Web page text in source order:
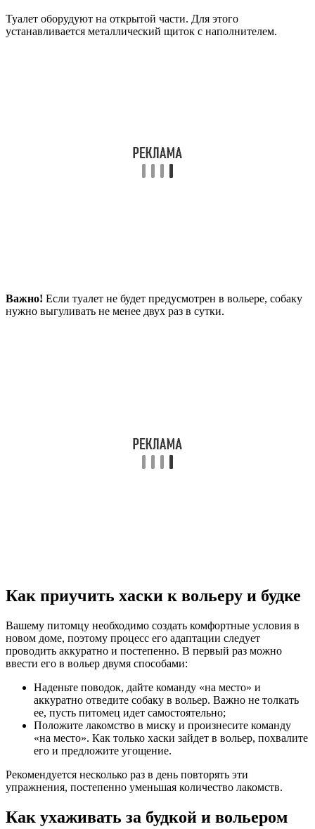
Туалет оборудуют на открытой части. Для этого
устанавливается металлический щиток с наполнителем.
Важно! Если туалет не будет предусмотрен в вольере, собаку
нужно выгуливать не менее двух раз в сутки.
Как приучить хаски к вольеру и будке
Вашему питомцу необходимо создать комфортные условия в
новом доме, поэтому процесс его адаптации следует
проводить аккуратно и постепенно. В первый раз можно
ввести его в вольер двумя способами:
Наденьте поводок, дайте команду «на место» и
аккуратно отведите собаку в вольер. Важно не толкать
ее, пусть питомец идет самостоятельно;
Положите лакомство в миску и произнесите команду
«на место». Как только хаски зайдет в вольер, похвалите
его и предложите угощение.
Рекомендуется несколько раз в день повторять эти
упражнения, постепенно уменьшая количество лакомств.
Как ухаживать за будкой и вольером